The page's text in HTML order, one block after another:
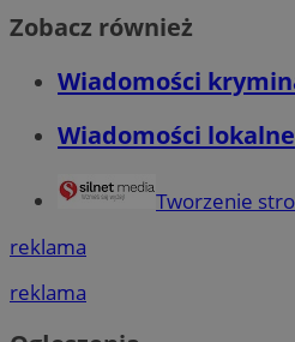
Zobacz również
Wiadomości
Wiadomości lokalne
Tworzenie
reklama
reklama